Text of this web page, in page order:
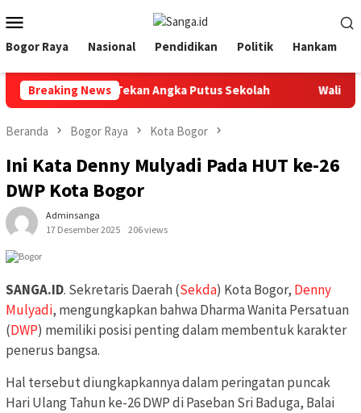
ke
kontenMobile
Bogor Raya Nasional Pendidikan Politik Hankam
Breaking News
Sinergi Tekan Angka Putus Sekolah Walikota
Beranda Bogor Raya Kota Bogor
Ini Kata Denny Mulyadi Pada HUT ke-26
DWP Kota Bogor
Adminsanga
17 Desember 2025
206 views
SANGA.ID. Sekretaris Daerah (Sekda) Kota Bogor, Denny
Mulyadi, mengungkapkan bahwa Dharma Wanita Persatuan
(DWP) memiliki posisi penting dalam membentuk karakter
penerus bangsa.
Hal tersebut diungkapkannya dalam peringatan puncak
Hari Ulang Tahun ke-26 DWP di Paseban Sri Baduga, Balai